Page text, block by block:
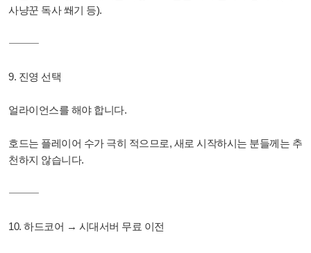
사냥꾼 독사 쐐기 등).
⸻
9. 진영 선택
얼라이언스를 해야 합니다.
호드는 플레이어 수가 극히 적으므로, 새로 시작하시는 분들께는 추
천하지 않습니다.
⸻
10. 하드코어 → 시대서버 무료 이전